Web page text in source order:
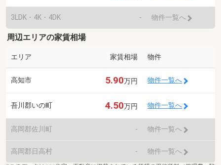
3LDK・4K・4DK - 物件一覧へ
周辺エリアの家賃相場
エリア 家賃相場 物件
高知市 5.90万円 物件一覧へ
吾川郡いの町 4.50万円 物件一覧へ
高岡郡佐川町 - 物件一覧へ
高岡郡日高村 - 物件一覧へ